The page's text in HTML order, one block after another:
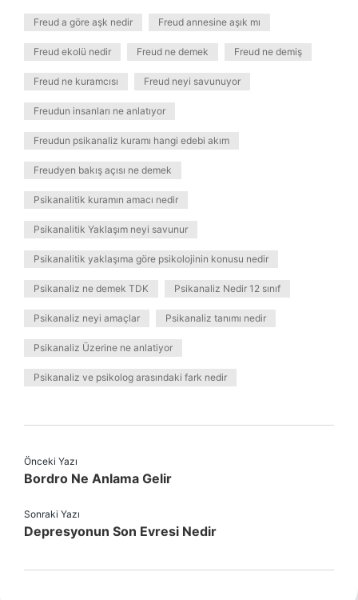
Freud a göre aşk nedir Freud annesine aşık mı
Freud ekolü nedir Freud ne demek Freud ne demiş
Freud ne kuramcısı Freud neyi savunuyor
Freudun insanları ne anlatıyor
Freudun psikanaliz kuramı hangi edebi akım
Freudyen bakış açısı ne demek
Psikanalitik kuramın amacı nedir
Psikanalitik Yaklaşım neyi savunur
Psikanalitik yaklaşıma göre psikolojinin konusu nedir
Psikanaliz ne demek TDK Psikanaliz Nedir 12 sınıf
Psikanaliz neyi amaçlar Psikanaliz tanımı nedir
Psikanaliz Üzerine ne anlatiyor
Psikanaliz ve psikolog arasındaki fark nedir
Önceki Yazı
Bordro Ne Anlama Gelir
Sonraki Yazı
Depresyonun Son Evresi Nedir